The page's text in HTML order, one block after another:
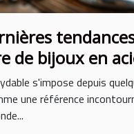
de bijoux en
s'impose depuis
une référence